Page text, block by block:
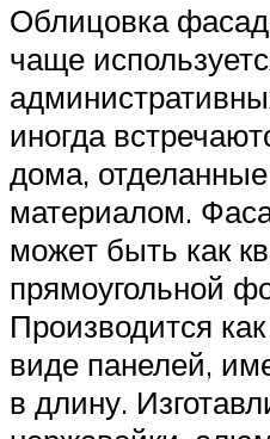
Облицовка
чаще
иногда
дома,
материалом.
может быть как
прямоугольной
Производится
виде панелей,
в длину.